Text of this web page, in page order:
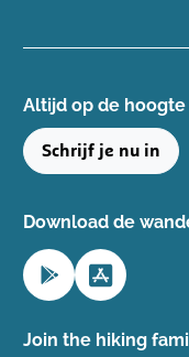
Altijd op de
Schrijf je nu in
Download de
Join the hiking